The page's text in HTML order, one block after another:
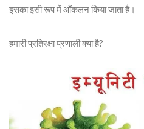
इसका इसी रूप में आँकलन किया जाता है।
हमारी प्रतिरक्षा प्रणाली क्या है?